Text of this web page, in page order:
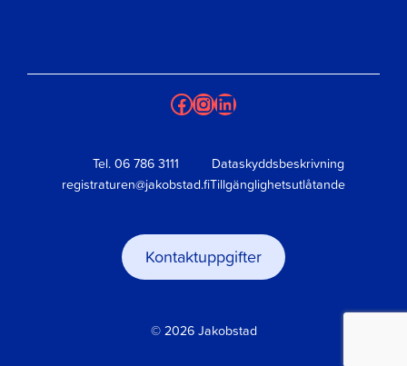
Facebook
Instagram
LinkedIn
Tel. 06 786 3111
registraturen@jakobstad.fi
Dataskyddsbeskrivning
Tillgänglighetsutlåtande
Kontaktuppgifter
© 2026 Jakobstad